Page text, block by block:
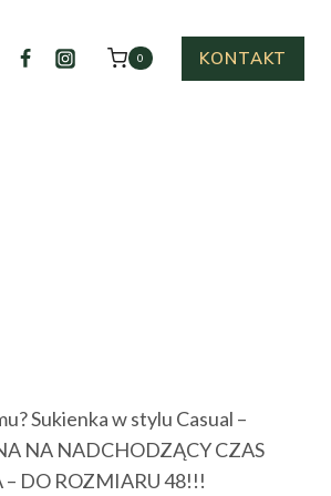
0 KONTAKT
Sukienka w stylu Casual –
NA NADCHODZĄCY CZAS
– DO ROZMIARU 48!!!